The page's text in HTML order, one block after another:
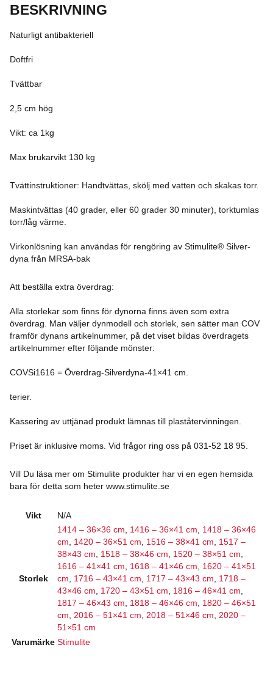
BESKRIVNING
Naturligt antibakteriell
Doftfri
Tvättbar
2,5 cm hög
Vikt: ca 1kg
Max brukarvikt 130 kg
Tvättinstruktioner: Handtvättas, skölj med vatten och skakas torr.
Maskintvättas (40 grader, eller 60 grader 30 minuter), torktumlas
torr/låg värme.
Virkonlösning kan användas för rengöring av Stimulite® Silver-
dyna från MRSA-bak
Att beställa extra överdrag:
Alla storlekar som finns för dynorna finns även som extra
överdrag. Man väljer dynmodell och storlek, sen sätter man COV
framför dynans artikelnummer, på det viset bildas överdragets
artikelnummer efter följande mönster:
COVSi1616 = Överdrag-Silverdyna-41×41 cm.
terier.
Kassering av uttjänad produkt lämnas till plaståtervinningen.
Priset är inklusive moms. Vid frågor ring oss på 031-52 18 95.
Vill Du läsa mer om Stimulite produkter har vi en egen hemsida
bara för detta som heter www.stimulite.se
Vikt N/A
Storlek
1414 – 36×36 cm 1416 – 36×41 cm
1418 – 36×46
cm
1420 – 36×51 cm 1516 – 38×41 cm
1517 –
38×43 cm
1518 – 38×46 cm 1520 – 38×51 cm
1616 – 41×41 cm
1618 – 41×46 cm
1620 – 41×51
cm
1716 – 43×41 cm 1717 – 43×43 cm
1718 –
43×46 cm
1720 – 43×51 cm 1816 – 46×41 cm
1817 – 46×43 cm
1818 – 46×46 cm
1820 – 46×51
cm
2016 – 51×41 cm 2018 – 51×46 cm
2020 –
51×51 cm
Varumärke Stimulite